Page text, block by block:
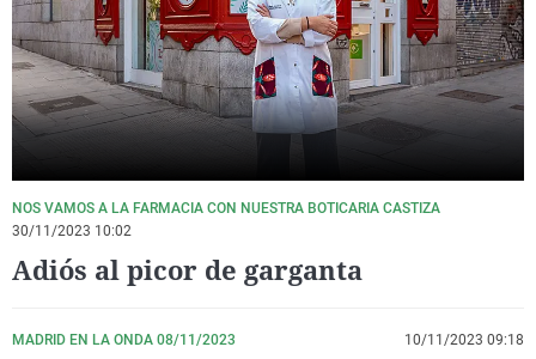
La rosa de los vientos
Gente viajera
Como el perro y el
Caso
Retornados
Equipo de
Operación Viuda
Extremadura
Galicia
La Rioja
Navarra
País Vasco
Virales
Televisión
Elecciones
NOS VAMOS A LA FARMACIA CON NUESTRA BOTICARIA CASTIZA
30/11/2023 10:02
Adiós al picor de garganta
MADRID EN LA ONDA 08/11/2023 10/11/2023 09:18